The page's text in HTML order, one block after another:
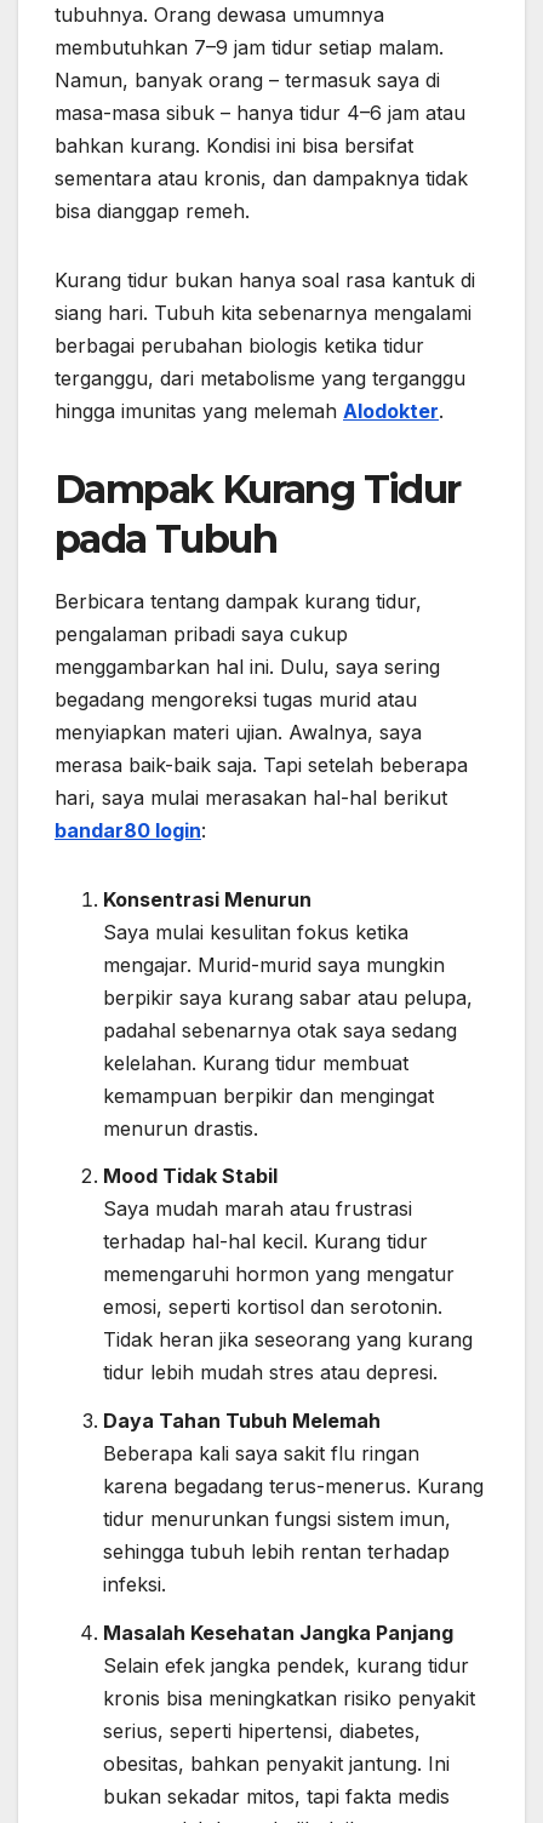
tubuhnya. Orang dewasa umumnya
membutuhkan 7–9 jam tidur setiap malam.
Namun, banyak orang – termasuk saya di
masa-masa sibuk – hanya tidur 4–6 jam atau
bahkan kurang. Kondisi ini bisa bersifat
sementara atau kronis, dan dampaknya tidak
bisa dianggap remeh.
Kurang tidur bukan hanya soal rasa kantuk di
siang hari. Tubuh kita sebenarnya mengalami
berbagai perubahan biologis ketika tidur
terganggu, dari metabolisme yang terganggu
hingga imunitas yang melemah Alodokter.
Dampak Kurang Tidur
pada Tubuh
Berbicara tentang dampak kurang tidur,
pengalaman pribadi saya cukup
menggambarkan hal ini. Dulu, saya sering
begadang mengoreksi tugas murid atau
menyiapkan materi ujian. Awalnya, saya
merasa baik-baik saja. Tapi setelah beberapa
hari, saya mulai merasakan hal-hal berikut
bandar80 login:
Konsentrasi Menurun
Saya mulai kesulitan fokus ketika
mengajar. Murid-murid saya mungkin
berpikir saya kurang sabar atau pelupa,
padahal sebenarnya otak saya sedang
kelelahan. Kurang tidur membuat
kemampuan berpikir dan mengingat
menurun drastis.
Mood Tidak Stabil
Saya mudah marah atau frustrasi
terhadap hal-hal kecil. Kurang tidur
memengaruhi hormon yang mengatur
emosi, seperti kortisol dan serotonin.
Tidak heran jika seseorang yang kurang
tidur lebih mudah stres atau depresi.
Daya Tahan Tubuh Melemah
Beberapa kali saya sakit flu ringan
karena begadang terus-menerus. Kurang
tidur menurunkan fungsi sistem imun,
sehingga tubuh lebih rentan terhadap
infeksi.
Masalah Kesehatan Jangka Panjang
Selain efek jangka pendek, kurang tidur
kronis bisa meningkatkan risiko penyakit
serius, seperti hipertensi, diabetes,
obesitas, bahkan penyakit jantung. Ini
bukan sekadar mitos, tapi fakta medis